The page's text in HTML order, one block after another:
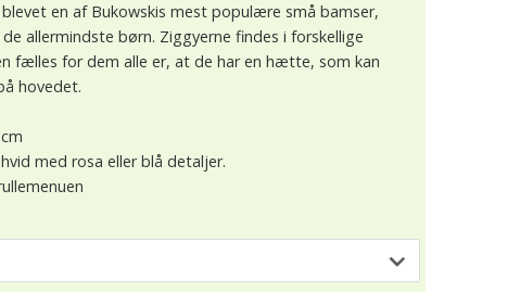
en af Bukowskis mest populære små bamser,
allermindste børn. Ziggyerne findes i forskellige
fælles for dem alle er, at de har en hætte, som kan
hovedet.
med rosa eller blå detaljer.